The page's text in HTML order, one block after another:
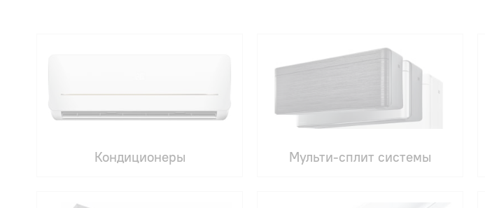
Кондиционеры Мульти-сплит системы